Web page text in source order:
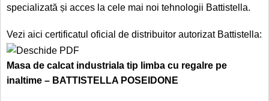
specializată și acces la cele mai noi tehnologii Battistella.
Vezi aici certificatul oficial de distribuitor autorizat Battistella:
Masa de calcat industriala tip limba cu regalre pe
inaltime – BATTISTELLA POSEIDONE